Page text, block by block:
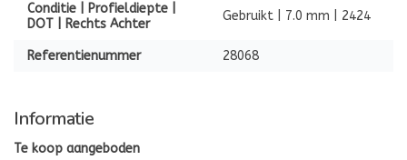
Conditie | Profieldiepte |
DOT | Rechts Achter
Gebruikt | 7.0 mm | 2424
Referentienummer 28068
Informatie
Te koop aangeboden